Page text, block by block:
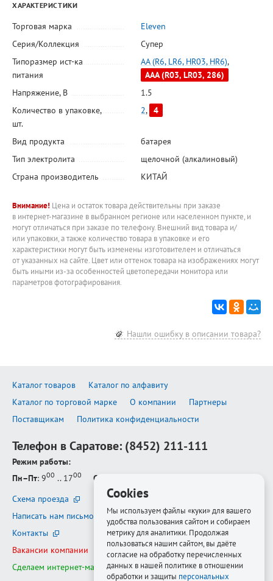
ХАРАКТЕРИСТИКИ
Торговая марка
Eleven
Серия/Коллекция
Супер
Типоразмер ист-ка
питания
AA (R6, LR6, HR03, HR6),
AAA (R03, LR03, 286)
Напряжение, В
1.5
Количество в упаковке,
шт.
2, 4
Вид продукта
батарея
Тип электролита
щелочной (алкалиновый)
Страна производитель
КИТАЙ
Внимание! Цена и остаток товара действительны при заказе
в интернет-магазине в выбранном регионе или населенном пункте, и
могут отличаться при заказе по телефону. Внешний вид товара и/
или упаковки, а также количество товара в упаковке и его
характеристики могут быть изменены изготовителем и отличаться
от указанных на сайте. Цвет или оттенок товара на изображениях могут
быть иными из-за особенностей цветопередачи монитора или
параметров фотографирования.
Нашли ошибку в описании товара?
Каталог товаров
Каталог по алфавиту
Каталог по торговой марке
О компании
Партнеры
Поставщикам
Политика конфиденциальности
Телефон в Саратове: (8452) 211-111
Режим работы:
Пн–Пт: 900 .. 1700 Сб–Вс
Схема проезда
Написать нам письмо
Контакты
Вакансии компании
Сделаем интернет-магазин ещё лучше
Cookies
Мы используем файлы «куки» для вашего
удобства пользования сайтом и собираем
метрику для аналитики. Продолжая
пользоваться нашим сайтом, вы даёте
согласие на обработку перечисленных
данных в нашей политике в отношении
обработки и защиты персональных